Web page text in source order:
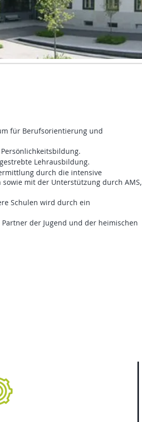
für Berufsorientierung und
Lehrausbildung.
durch die intensive
mit der Unterstützung durch AMS,
Schulen wird durch ein
der Jugend und der heimischen